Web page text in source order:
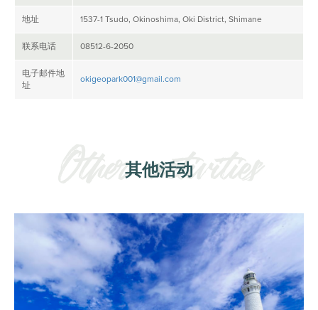
地址 1537-1 Tsudo, Okinoshima, Oki District, Shimane
联系电话 08512-6-2050
电子邮件地
址
okigeopark001@gmail.com
其他活动